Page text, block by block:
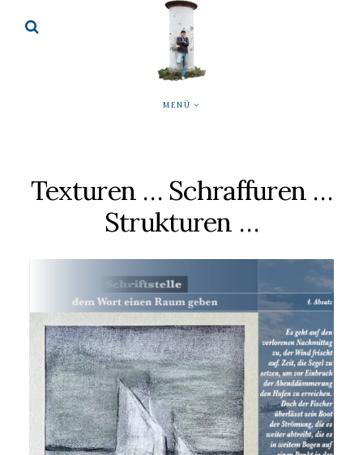
MENÜ
Texturen … Schraffuren …
Strukturen …